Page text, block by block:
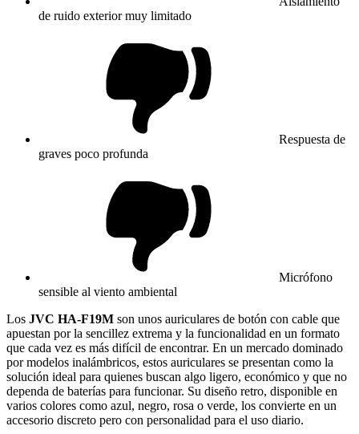
de ruido exterior muy limitado
Respuesta de
graves poco profunda
Micrófono
sensible al viento ambiental
Los JVC HA-F19M son unos auriculares de botón con cable que
apuestan por la sencillez extrema y la funcionalidad en un formato
que cada vez es más difícil de encontrar. En un mercado dominado
por modelos inalámbricos, estos auriculares se presentan como la
solución ideal para quienes buscan algo ligero, económico y que no
dependa de baterías para funcionar. Su diseño retro, disponible en
varios colores como azul, negro, rosa o verde, los convierte en un
accesorio discreto pero con personalidad para el uso diario.